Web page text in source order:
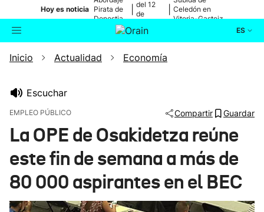
Hoy es noticia Pirata de
Donostia
del 12
de
Celedón en
Vitoria-Gasteiz
ES
Buscador Actualidad
Ikusmiran
Eguraldia
Inicio Actualidad Economía
Escuchar
EMPLEO PÚBLICO Compartir Guardar
La OPE de Osakidetza reúne
este fin de semana a más de
80 000 aspirantes en el BEC